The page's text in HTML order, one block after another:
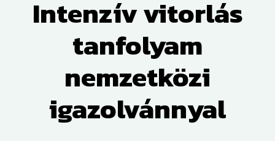
Intenzív vitorlás
tanfolyam
nemzetközi
igazolvánnyal